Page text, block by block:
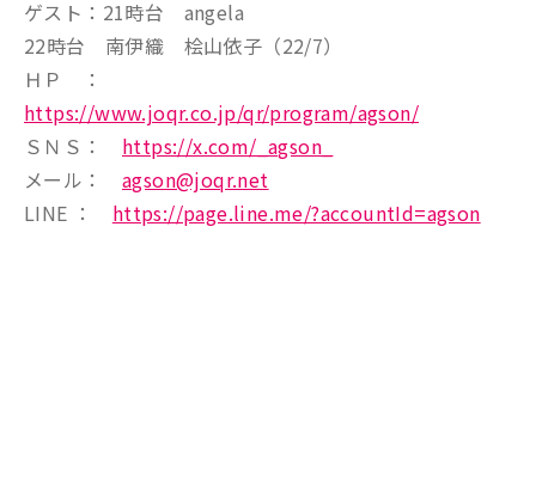
ゲスト：21時台 angela
22時台 南伊織 桧山依子（22/7）
ＨＰ ：
https://www.joqr.co.jp/qr/program/agson/
ＳＮＳ： https://x.com/_agson_
メール： agson@joqr.net
LINE ： https://page.line.me/?accountId=agson